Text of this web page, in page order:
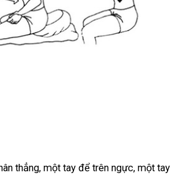
thẳng, một tay để trên ngực, một tay